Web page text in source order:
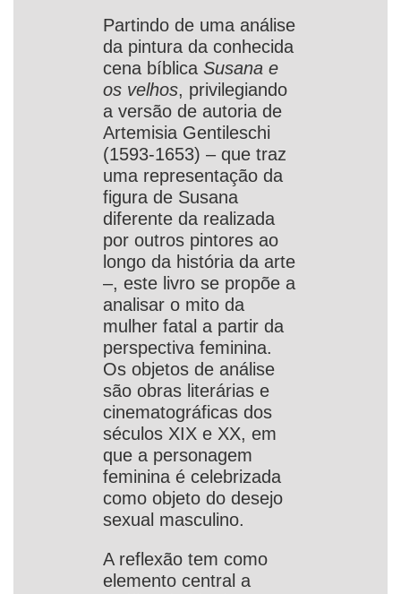
Partindo de uma análise
da pintura da conhecida
cena bíblica Susana e
os velhos, privilegiando
a versão de autoria de
Artemisia Gentileschi
(1593-1653) – que traz
uma representação da
figura de Susana
diferente da realizada
por outros pintores ao
longo da história da arte
–, este livro se propõe a
analisar o mito da
mulher fatal a partir da
perspectiva feminina.
Os objetos de análise
são obras literárias e
cinematográficas dos
séculos XIX e XX, em
que a personagem
feminina é celebrizada
como objeto do desejo
sexual masculino.
A reflexão tem como
elemento central a